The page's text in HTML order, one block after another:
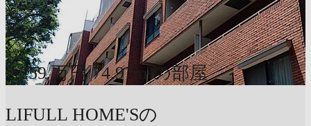
〜
7,259 万円 74.97m²の部屋
LIFULL HOME'Sの